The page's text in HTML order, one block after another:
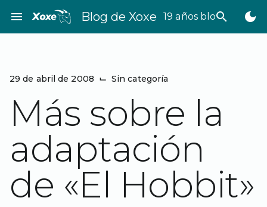
contenido
menu Blog de Xoxe 19 años bloggeando
search dark_mode
29 de abril de 2008 ⌙ Sin categoría
Más sobre la
adaptación
de «El Hobbit»